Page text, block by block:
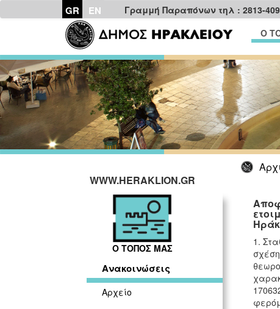
GR EN Γραμμή Παραπόνων τηλ : 2813-
Ο
WWW.HERAKLION.GR
Ο ΤΟΠΟΣ ΜΑΣ
Ανακοινώσεις
Αρχείο
1.